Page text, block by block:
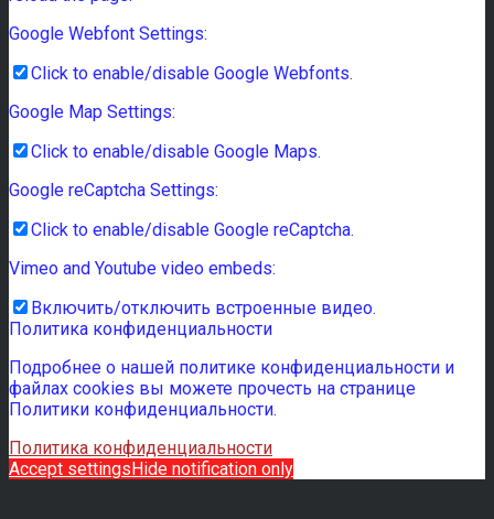
Google Webfont Settings:
Click to enable/disable Google Webfonts.
Google Map Settings:
Click to enable/disable Google Maps.
Google reCaptcha Settings:
Click to enable/disable Google reCaptcha.
Vimeo and Youtube video embeds:
Включить/отключить встроенные видео.
Политика конфиденциальности
Подробнее о нашей политике конфиденциальности и
файлах cookies вы можете прочесть на странице
Политики конфиденциальности.
Политика конфиденциальности
Accept settingsHide notification only